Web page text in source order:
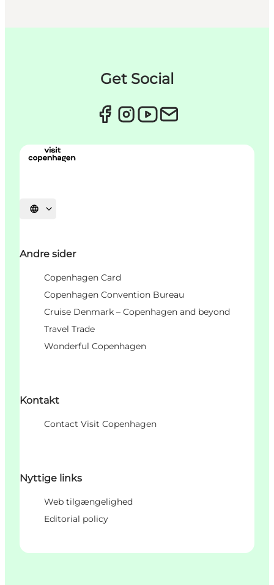
Get Social
Vælg sprog
Andre sider
Copenhagen Card
Copenhagen Convention Bureau
Cruise Denmark – Copenhagen and beyond
Travel Trade
Wonderful Copenhagen
Kontakt
Contact Visit Copenhagen
Nyttige links
Web tilgængelighed
Editorial policy